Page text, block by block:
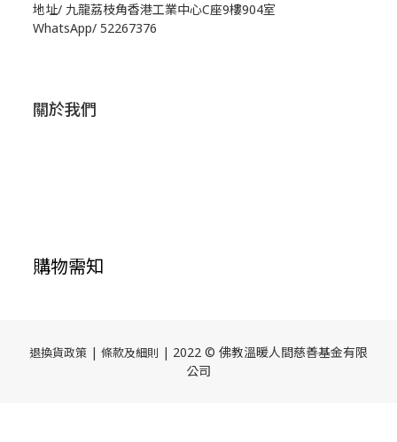
地址/ 九龍荔枝角香港工業中心C座9樓904室
WhatsApp/ 52267376
關於我們
購物需知
退換貨政策 | 條款及細則 | 2022 © 佛教溫暖人間慈善基金有限
公司